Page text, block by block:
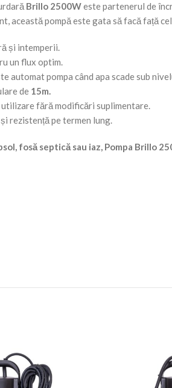
Brillo 2500Weste partenerul de
această pompă este gata să facă față
și intemperii.
un flux optim.
automat pompa când apa scade sub
de 15m.
utilizare fără modificări suplimentare.
rezistență pe termen lung.
fosă septică sau iaz, Pompa Brillo